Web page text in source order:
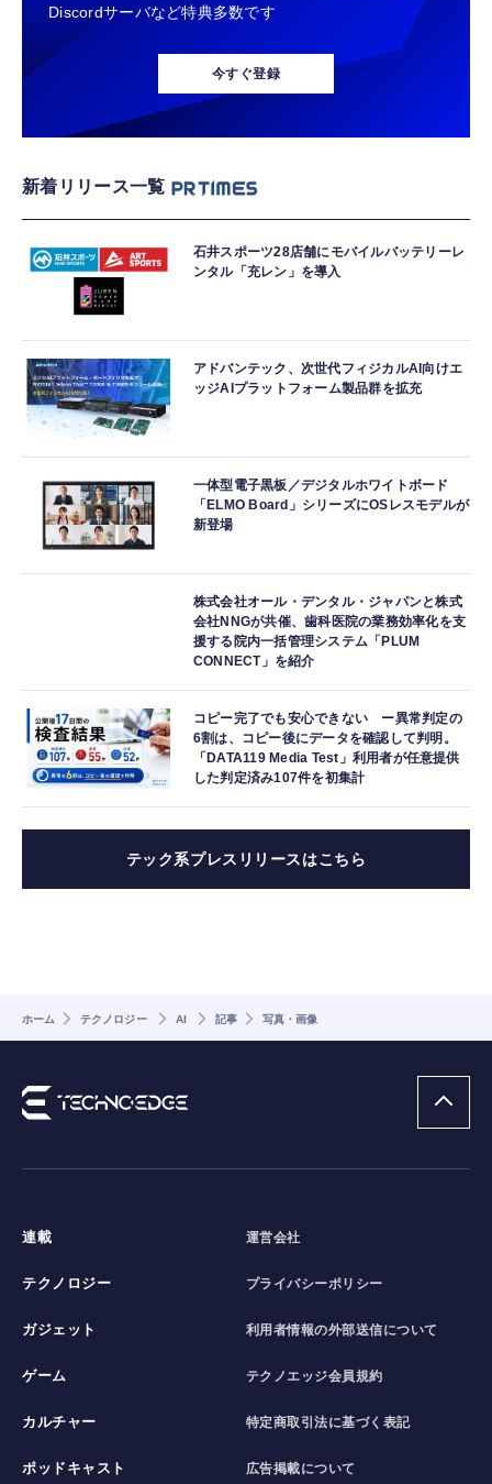
Discordサーバなど特典多数です
今すぐ登録
新着リリース一覧
石井スポーツ28店舗にモバイルバッテリーレ
ンタル「充レン」を導入
アドバンテック、次世代フィジカルAI向けエ
ッジAIプラットフォーム製品群を拡充
一体型電子黒板／デジタルホワイトボード
「ELMO Board」シリーズにOSレスモデルが
新登場
株式会社オール・デンタル・ジャパンと株式
会社NNGが共催、歯科医院の業務効率化を支
援する院内一括管理システム「PLUM
CONNECT」を紹介
コピー完了でも安心できない ー異常判定の
6割は、コピー後にデータを確認して判明。
「DATA119 Media Test」利用者が任意提供
した判定済み107件を初集計
テック系プレスリリースはこちら
ホーム テクノロジー AI 記事 写真・画像
連載
テクノロジー
ガジェット
ゲーム
カルチャー
ポッドキャスト
運営会社
プライバシーポリシー
利用者情報の外部送信について
テクノエッジ会員規約
特定商取引法に基づく表記
広告掲載について